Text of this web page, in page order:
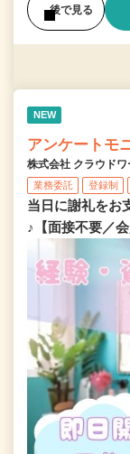
後で見る
NEW
アンケートモ
株式会社 クラウドワ
業務委託 登録制
当日に謝礼をお
♪【面接不要／